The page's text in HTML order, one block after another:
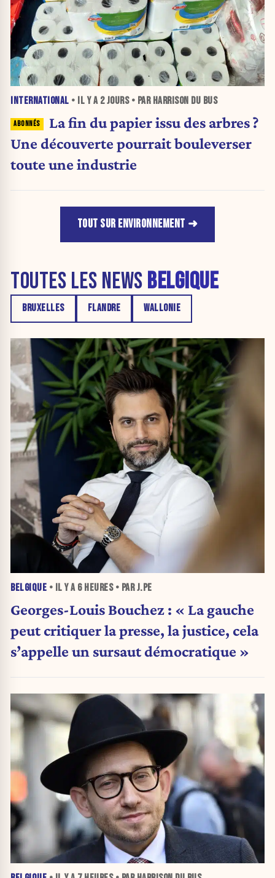
INTERNATIONAL • IL Y A 2 JOURS• PAR HARRISON DU BUS
La fin du papier issu des arbres ?
Une découverte pourrait bouleverser
toute une industrie
TOUT SUR ENVIRONNEMENT
TOUTES LES NEWS BELGIQUE
BRUXELLES FLANDRE WALLONIE
BELGIQUE • IL Y A 6 HEURES• PAR J.PE
Georges-Louis Bouchez : « La gauche
peut critiquer la presse, la justice, cela
s’appelle un sursaut démocratique »